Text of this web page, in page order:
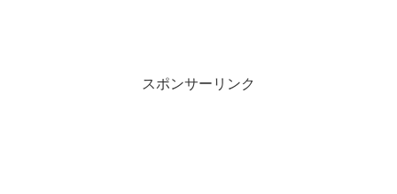
スポンサーリンク